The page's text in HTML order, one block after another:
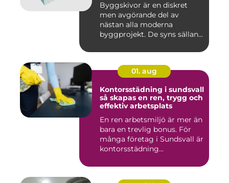
Byggskivor är en diskret
men avgörande del av
nästan alla moderna
byggprojekt. De syns sällan
01. aug
Kontorsstädning i sundsvall
så skapas en ren, trygg och
effektiv arbetsplats
En ren arbetsmiljö är mer än
bara en trevlig bonus. För
många företag i Sundsvall är
kontorsstädning...